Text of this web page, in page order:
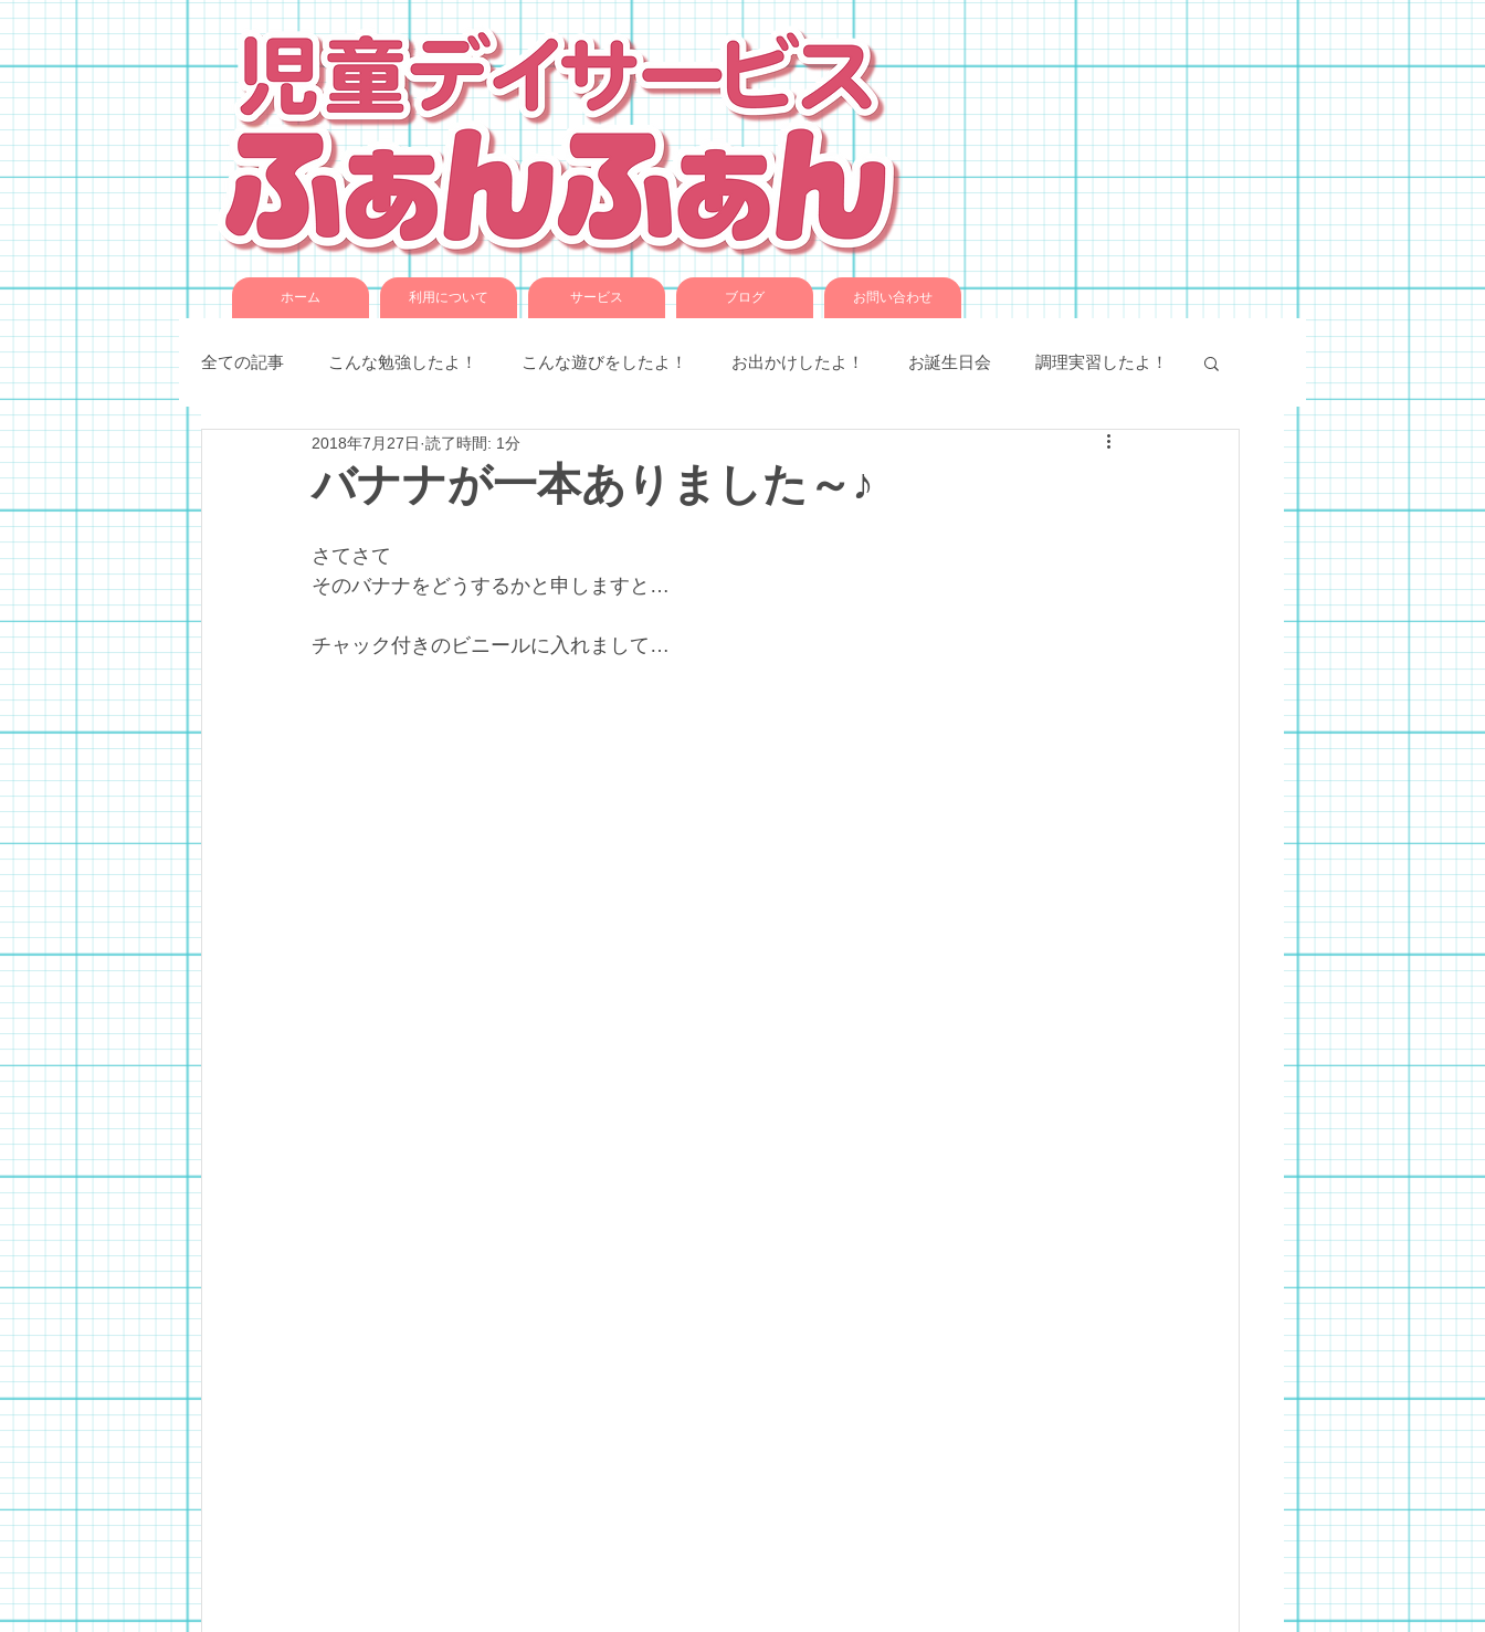
ホーム 利用について サービス ブログ お問い合わせ
全ての記事 こんな勉強したよ！ こんな遊びをしたよ！ お出かけしたよ！ お誕生日会 調理実習したよ！
季節催事・イベント 各種教室での様子
バナナが一本ありました～♪
2018年7月27日 読了時間: 1分
さてさて
そのバナナをどうするかと申しますと…
チャック付きのビニールに入れまして…